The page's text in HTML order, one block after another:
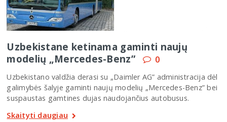
Uzbekistane ketinama gaminti naujų
modelių „Mercedes-Benz”
0
Uzbekistano valdžia derasi su „Daimler AG” administracija dėl
galimybės šalyje gaminti naujų modelių „Mercedes-Benz” bei
suspaustas gamtines dujas naudojančius autobusus.
Skaityti daugiau